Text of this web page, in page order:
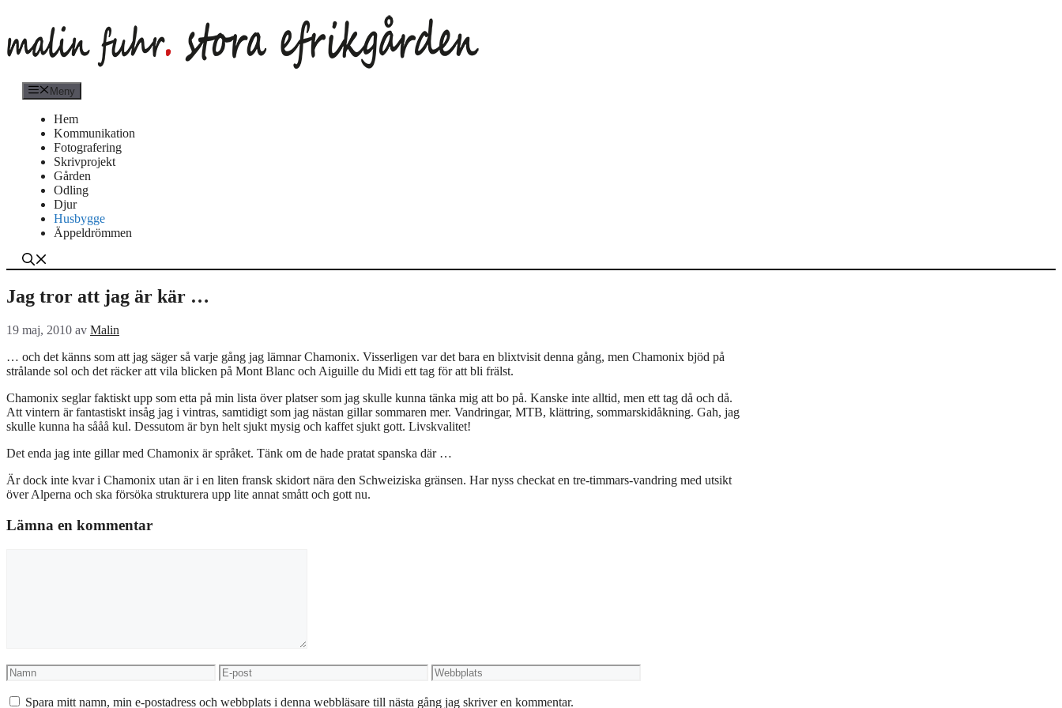
innehåll
Meny
Hem
Kommunikation
Fotografering
Skrivprojekt
Gården
Odling
Djur
Husbygge
Äppeldrömmen
Jag tror att jag är kär …
19 maj, 2010 av Malin
… och det känns som att jag säger så varje gång jag lämnar Chamonix. Visserligen var det bara en blixtvisit denna gång, men Chamonix bjöd på
strålande sol och det räcker att vila blicken på Mont Blanc och Aiguille du Midi ett tag för att bli frälst.
Chamonix seglar faktiskt upp som etta på min lista över platser som jag skulle kunna tänka mig att bo på. Kanske inte alltid, men ett tag då och då.
Att vintern är fantastiskt insåg jag i vintras, samtidigt som jag nästan gillar sommaren mer. Vandringar, MTB, klättring, sommarskidåkning. Gah, jag
skulle kunna ha sååå kul. Dessutom är byn helt sjukt mysig och kaffet sjukt gott. Livskvalitet!
Det enda jag inte gillar med Chamonix är språket. Tänk om de hade pratat spanska där …
Är dock inte kvar i Chamonix utan är i en liten fransk skidort nära den Schweiziska gränsen. Har nyss checkat en tre-timmars-vandring med utsikt
över Alperna och ska försöka strukturera upp lite annat smått och gott nu.
Lämna en kommentar
Namn
E-
post
Webbplats
Spara mitt namn, min e-postadress och webbplats i denna webbläsare till nästa gång jag skriver en kommentar.